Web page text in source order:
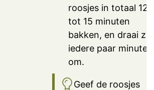
roosjes in totaal 12
tot 15 minuten
bakken, en draai ze
iedere paar minuten
om.
Geef de roosjes